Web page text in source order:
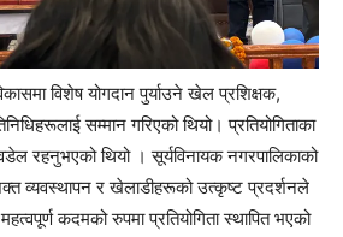
विशेष योगदान पुर्याउने खेल प्रशिक्षक,
सम्मान गरिएको थियो। प्रतियोगिताका
रहनुभएको थियो । सूर्यविनायक नगरपालिकाको
व्यवस्थापन र खेलाडीहरूको उत्कृष्ट प्रदर्शनले
कदमको रुपमा प्रतियोगिता स्थापित भएको